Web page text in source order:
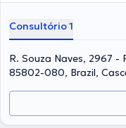
Consultório 1
R. Souza Naves, 2967 -
85802-080, Brazil,